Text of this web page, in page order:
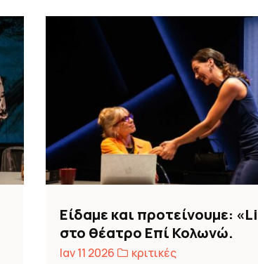
Είδαμε και προτείνουμε:
στο θέατρο Επί Κολωνώ.
Ιαν 11 2026
κριτικές